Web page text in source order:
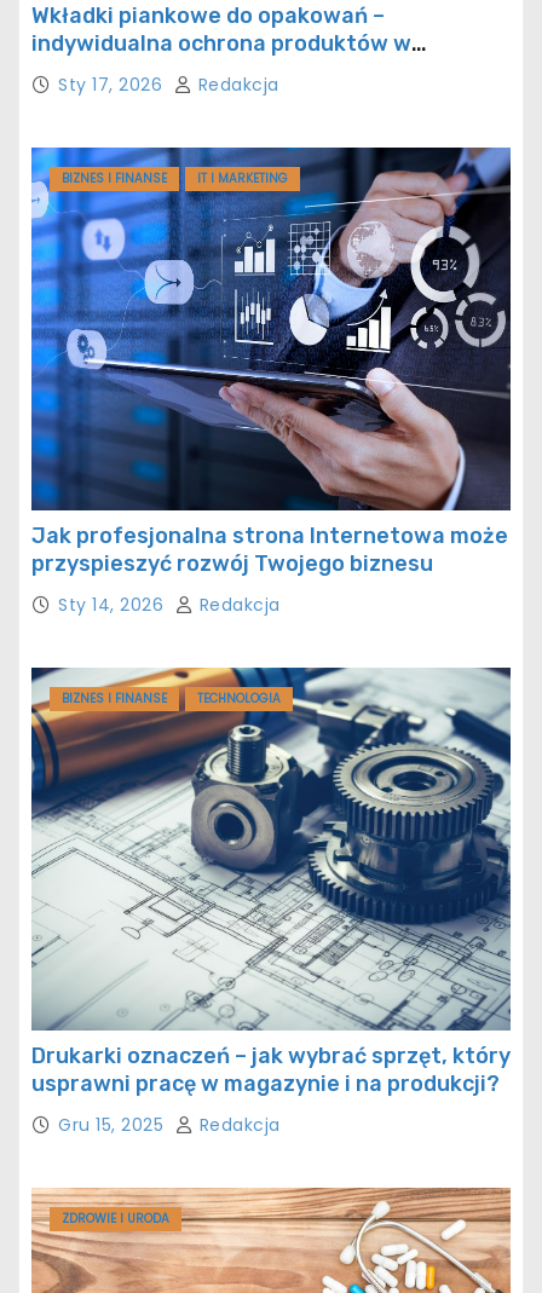
Wkładki piankowe do opakowań –
indywidualna ochrona produktów w
transporcie
Sty 17, 2026 Redakcja
BIZNES I FINANSE IT I MARKETING
Jak profesjonalna strona Internetowa może
przyspieszyć rozwój Twojego biznesu
Sty 14, 2026 Redakcja
BIZNES I FINANSE TECHNOLOGIA
Drukarki oznaczeń – jak wybrać sprzęt, który
usprawni pracę w magazynie i na produkcji?
Gru 15, 2025 Redakcja
ZDROWIE I URODA